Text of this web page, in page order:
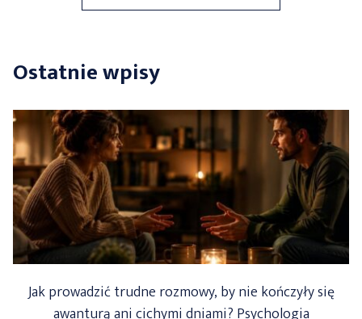
NA
I
IZRAELA
CZY
POCZĄTEK
WIĘKSZEJ
WOJNY?”
Ostatnie wpisy
Jak prowadzić trudne rozmowy, by nie kończyły się